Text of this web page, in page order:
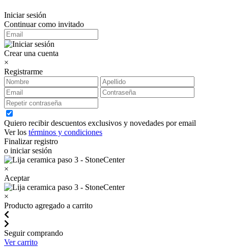
Iniciar sesión
Continuar como invitado
Crear una cuenta
×
Registrarme
Quiero recibir descuentos exclusivos y novedades por email
Ver los términos y condiciones
Finalizar registro
o iniciar sesión
×
Aceptar
×
Producto agregado a carrito
Seguir comprando
Ver carrito